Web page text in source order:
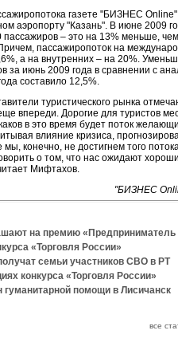
газете "БИЗНЕС
аэропорту "Казань". В июне 2009
пассажиров – это на 13% меньше,
пассажиропоток на
а на внутренних – на 20%.
за июнь 2009 года в сравнении с
составило 12,5%.
туристического рынка
впереди. Дорогие для туристов
в это время будет поток
влияние кризиса,
конечно, не достигнем того
о том, что нас ожидают
Мифтахов.
"БИЗНЕС
на премию «Предприниматель
«Торговля России»
семьи участников СВО в РТ
конкурса «Торговля России»
помощи в Лисичанск
все